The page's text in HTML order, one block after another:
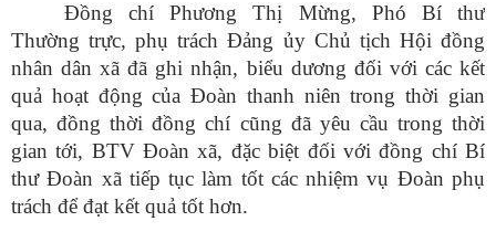
Đồng chí Phương Thị Mừng, Phó Bí thư
Thường trực, phụ trách Đảng ủy Chủ tịch Hội đồng
nhân dân xã đã ghi nhận, biểu dương đối với các kết
quả hoạt động của Đoàn thanh niên trong thời gian
qua, đồng thời đồng chí cũng đã yêu cầu trong thời
gian tới, BTV Đoàn xã, đặc biệt đối với đồng chí Bí
thư Đoàn xã tiếp tục làm tốt các nhiệm vụ Đoàn phụ
trách để đạt kết quả tốt hơn.